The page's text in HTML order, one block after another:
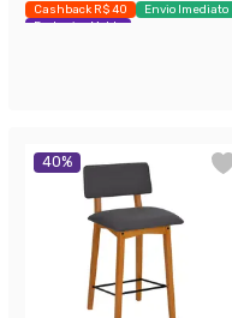
Cashback R$ 40
Envio Imediato
Exclusivo Mobly
40%